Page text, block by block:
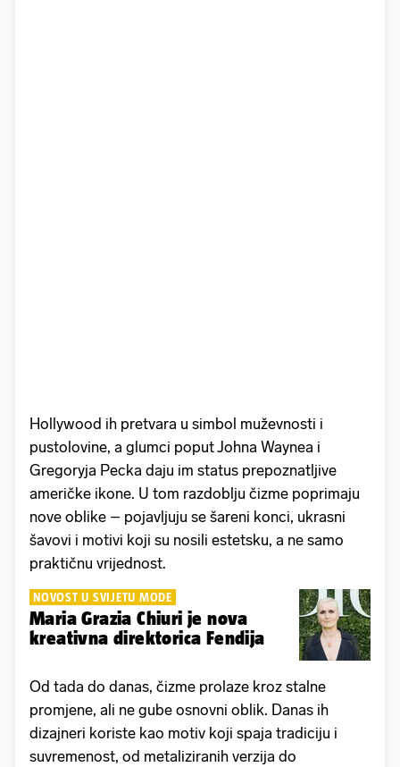
Hollywood ih pretvara u simbol muževnosti i
pustolovine, a glumci poput Johna Waynea i
Gregoryja Pecka daju im status prepoznatljive
američke ikone. U tom razdoblju čizme poprimaju
nove oblike – pojavljuju se šareni konci, ukrasni
šavovi i motivi koji su nosili estetsku, a ne samo
praktičnu vrijednost.
NOVOST U SVIJETU MODE
Maria Grazia Chiuri je nova
kreativna direktorica Fendija
Od tada do danas, čizme prolaze kroz stalne
promjene, ali ne gube osnovni oblik. Danas ih
dizajneri koriste kao motiv koji spaja tradiciju i
suvremenost, od metaliziranih verzija do